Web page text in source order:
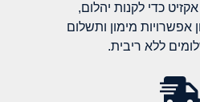
כדי לקנות יהלום,
אפשרויות מימון ותשלום